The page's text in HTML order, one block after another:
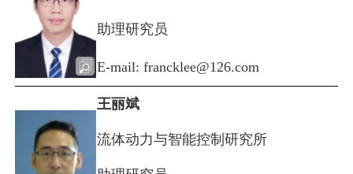
助理研究员
E-mail: francklee@126.com
王丽斌
流体动力与智能控制研究所